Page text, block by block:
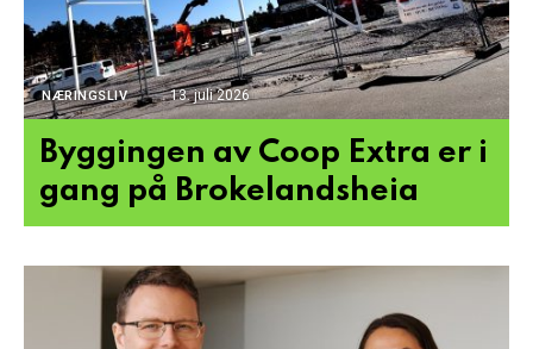
NÆRINGSLIV 13. juli 2026
Byggingen av Coop Extra er i
gang på Brokelandsheia